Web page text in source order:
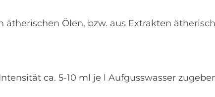
ätherischen Ölen, bzw. aus Extrakten
ca. 5-10 ml je l Aufgusswasser